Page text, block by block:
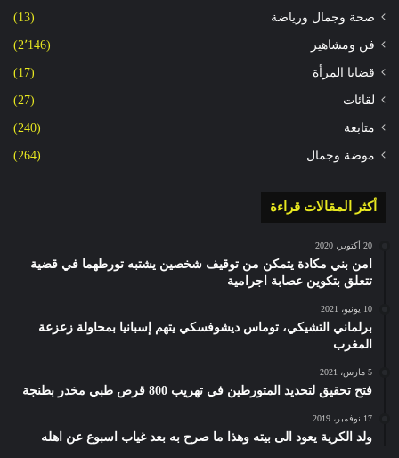
صحة وجمال ورياضة (13)
فن ومشاهير (2٬146)
قضايا المرأة (17)
لقائات (27)
متابعة (240)
موضة وجمال (264)
أكثر المقالات قراءة
20 أكتوبر، 2020
امن بني مكادة يتمكن من توقيف شخصين يشتبه تورطهما في قضية
تتعلق بتكوين عصابة اجرامية
10 يونيو، 2021
برلماني التشيكي، توماس ديشوفسكي يتهم إسبانيا بمحاولة زعزعة
المغرب
5 مارس، 2021
فتح تحقيق لتحديد المتورطين في تهريب 800 قرص طبي مخدر بطنجة
17 نوفمبر، 2019
ولد الكرية يعود الى بيته وهذا ما صرح به بعد غياب اسبوع عن اهله